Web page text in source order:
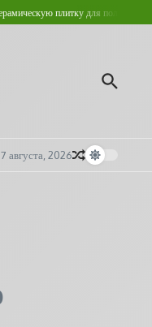
плитку для пола?
августа, 2026